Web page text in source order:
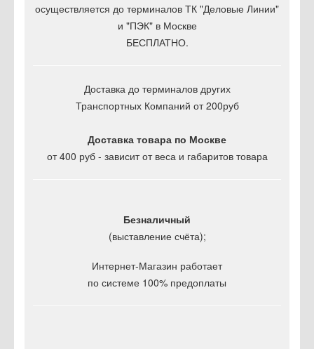
осуществляется до терминалов ТК "Деловые Линии"
и "ПЭК" в Москве
БЕСПЛАТНО.
Доставка до терминалов других
Транспортных Компаний от 200руб
Доставка товара по Москве
от 400 руб - зависит от веса и габаритов товара
Безналичный
(выставление счёта);
Интернет-Магазин работает
по системе 100% предоплаты